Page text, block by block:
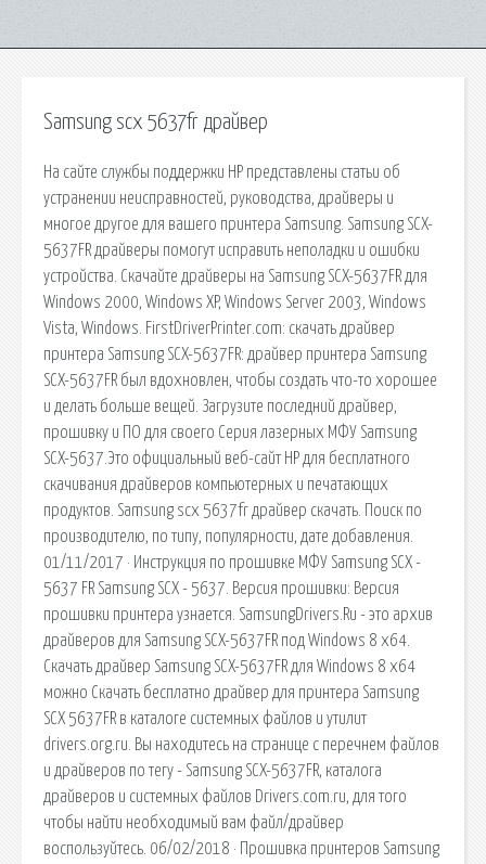
Samsung scx 5637fr драйвер
На сайте службы поддержки HP представлены статьи об
устранении неисправностей, руководства, драйверы и
многое другое для вашего принтера Samsung. Samsung SCX-
5637FR драйверы помогут исправить неполадки и ошибки
устройства. Скачайте драйверы на Samsung SCX-5637FR для
Windows 2000, Windows XP, Windows Server 2003, Windows
Vista, Windows. FirstDriverPrinter.com: скачать драйвер
принтера Samsung SCX-5637FR: драйвер принтера Samsung
SCX-5637FR был вдохновлен, чтобы создать что-то хорошее
и делать больше вещей. Загрузите последний драйвер,
прошивку и ПО для своего Серия лазерных МФУ Samsung
SCX-5637.Это официальный веб-сайт HP для бесплатного
скачивания драйверов компьютерных и печатающих
продуктов. Samsung scx 5637fr драйвер скачать. Поиск по
производителю, по типу, популярности, дате добавления.
01/11/2017 · Инструкция по прошивке МФУ Samsung SCX -
5637 FR Samsung SCX - 5637. Версия прошивки: Версия
прошивки принтера узнается. SamsungDrivers.Ru - это архив
драйверов для Samsung SCX-5637FR под Windows 8 x64.
Скачать драйвер Samsung SCX-5637FR для Windows 8 x64
можно Скачать бесплатно драйвер для принтера Samsung
SCX 5637FR в каталоге системных файлов и утилит
drivers.org.ru. Вы находитесь на странице с перечнем файлов
и драйверов по тегу - Samsung SCX-5637FR, каталога
драйверов и системных файлов Drivers.com.ru, для того
чтобы найти необходимый вам файл/драйвер
воспользуйтесь. 06/02/2018 · Прошивка принтеров Samsung